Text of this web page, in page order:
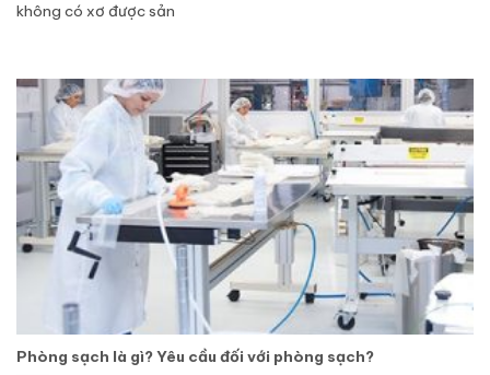
không có xơ được sản
Phòng sạch là gì? Yêu cầu đối với phòng sạch?